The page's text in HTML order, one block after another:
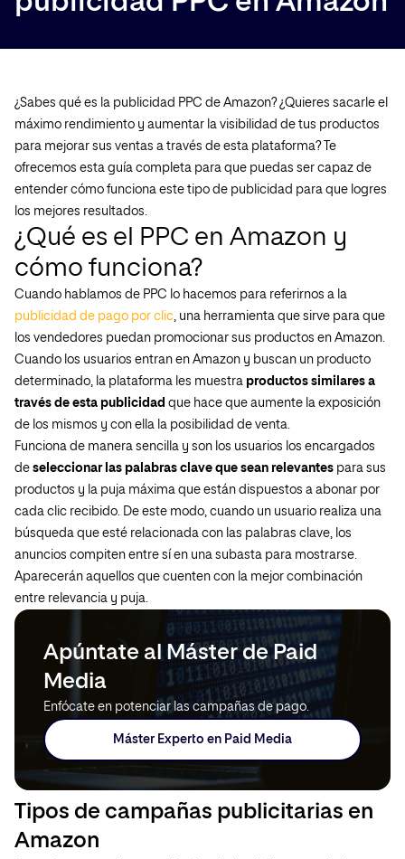
¿Sabes qué es la publicidad PPC de Amazon? ¿Quieres sacarle el
máximo rendimiento y aumentar la visibilidad de tus productos
para mejorar sus ventas a través de esta plataforma? Te
ofrecemos esta guía completa para que puedas ser capaz de
entender cómo funciona este tipo de publicidad para que logres
los mejores resultados.
¿Qué es el PPC en Amazon y
cómo funciona?
Cuando hablamos de PPC lo hacemos para referirnos a la
publicidad de pago por clic, una herramienta que sirve para que
los vendedores puedan promocionar sus productos en Amazon.
Cuando los usuarios entran en Amazon y buscan un producto
determinado, la plataforma les muestra productos similares a
través de esta publicidad que hace que aumente la exposición
de los mismos y con ella la posibilidad de venta.
Funciona de manera sencilla y son los usuarios los encargados
de seleccionar las palabras clave que sean relevantes para sus
productos y la puja máxima que están dispuestos a abonar por
cada clic recibido. De este modo, cuando un usuario realiza una
búsqueda que esté relacionada con las palabras clave, los
anuncios compiten entre sí en una subasta para mostrarse.
Aparecerán aquellos que cuenten con la mejor combinación
entre relevancia y puja.
Apúntate al Máster de Paid
Media
Enfócate en potenciar las campañas de pago.
Máster Experto en Paid Media
Tipos de campañas publicitarias en
Amazon